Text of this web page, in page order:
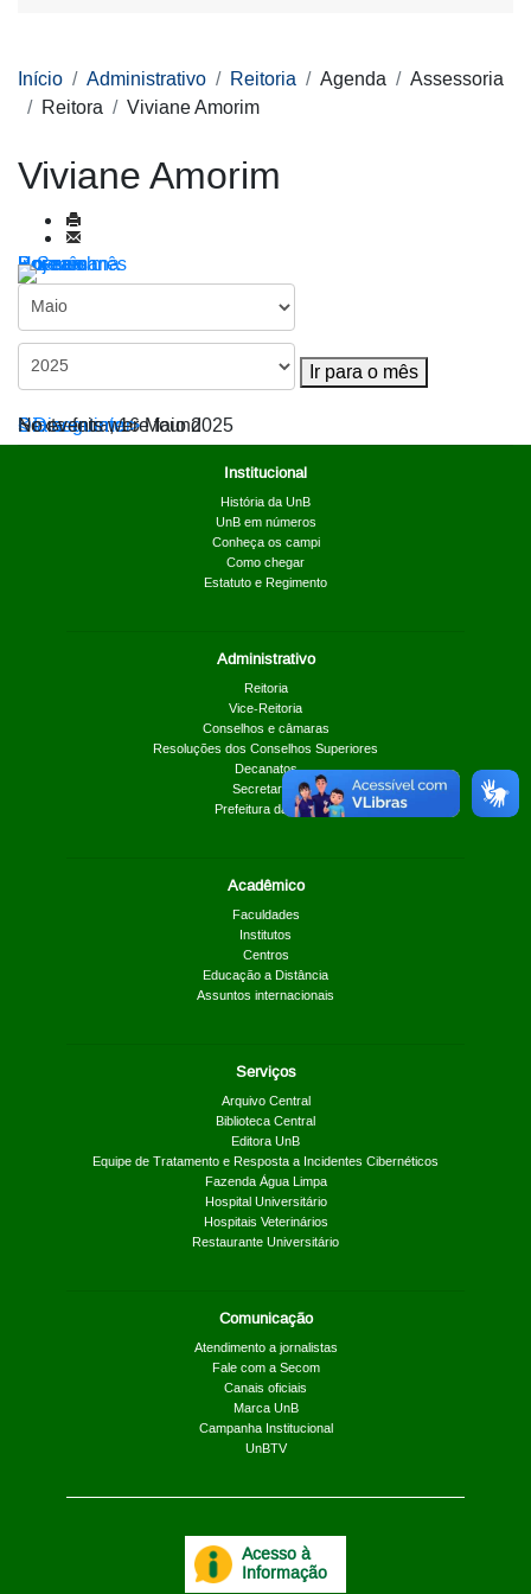
Início Administrativo Reitoria Agenda
Assessoria
Reitora
Viviane Amorim
Viviane Amorim
Por ano
Por mês
Por semana
Hoje
Ir para o mês
Ir para o mês
< Dia anterior
Sexta-feira, 16 Maio 2025
Dia seguinte >
No events were found
Institucional
História da UnB
UnB em números
Conheça os campi
Como chegar
Estatuto e Regimento
Administrativo
Reitoria
Vice-Reitoria
Conselhos e câmaras
Resoluções dos Conselhos Superiores
Decanatos
Secretarias
Prefeitura da UnB
Acadêmico
Faculdades
Institutos
Centros
Educação a Distância
Assuntos internacionais
Serviços
Arquivo Central
Biblioteca Central
Editora UnB
Equipe de Tratamento e Resposta a Incidentes Cibernéticos
Fazenda Água Limpa
Hospital Universitário
Hospitais Veterinários
Restaurante Universitário
Comunicação
Atendimento a jornalistas
Fale com a Secom
Canais oficiais
Marca UnB
Campanha Institucional
UnBTV
Acesso à
Informação